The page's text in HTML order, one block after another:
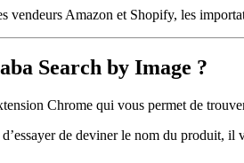
vendeurs Amazon et Shopify, les
Search by Image ?
Chrome qui vous permet de
de deviner le nom du produit,